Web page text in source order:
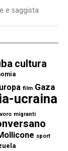
e saggista
cultura
film Gaza
ucraina
migranti
sport